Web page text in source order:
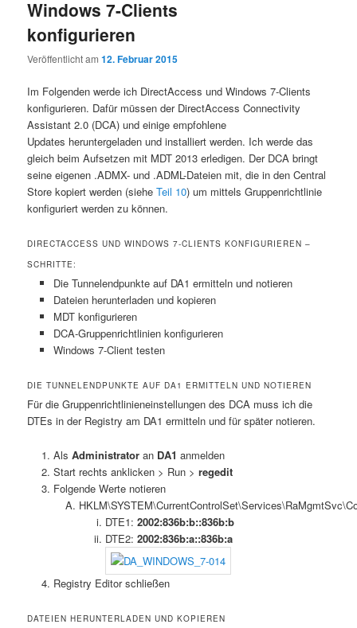
Windows 7-Clients
konfigurieren
Veröffentlicht am12. Februar 2015
Im Folgenden werde ich DirectAccess und Windows 7-Clients
konfigurieren. Dafür müssen der DirectAccess Connectivity
Assistant 2.0 (DCA) und einige empfohlene
Updates heruntergeladen und installiert werden. Ich werde das
gleich beim Aufsetzen mit MDT 2013 erledigen. Der DCA bringt
seine eigenen .ADMX- und .ADML-Dateien mit, die in den Central
Store kopiert werden (sieheTeil 10) um mittels Gruppenrichtlinie
konfiguriert werden zu können.
DIRECTACCESS UND WINDOWS 7-CLIENTS KONFIGURIEREN –
SCHRITTE:
Die Tunnelendpunkte auf DA1 ermitteln und notieren
Dateien herunterladen und kopieren
MDT konfigurieren
DCA-Gruppenrichtlinien konfigurieren
Windows 7-Client testen
DIE TUNNELENDPUNKTE AUF DA1 ERMITTELN UND NOTIEREN
Für die Gruppenrichtlinieneinstellungen des DCA muss ich die
DTEs in der Registry am DA1 ermitteln und für später notieren.
Als Administratoran DA1 anmelden
Start rechts anklicken > Run > regedit
Folgende Werte notieren
DTE1: 2002:836b:b::836b:b
DTE2: 2002:836b:a::836b:a
Registry Editor schließen
DATEIEN HERUNTERLADEN UND KOPIEREN